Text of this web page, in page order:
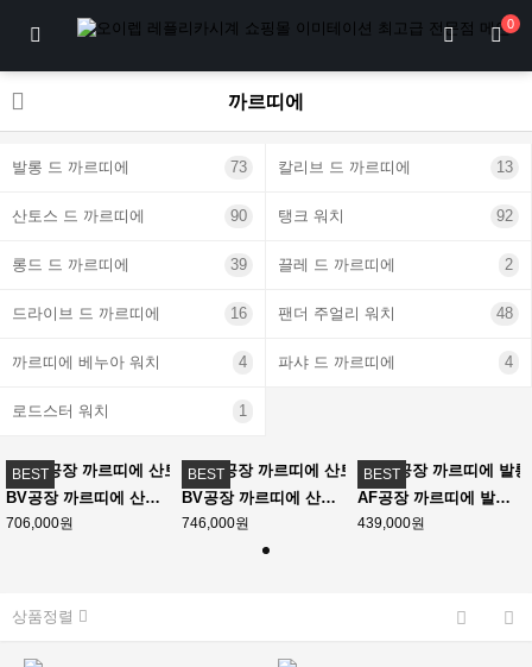
0
까르띠에
발롱 드 까르띠에 73 칼리브 드 까르띠에 13
산토스 드 까르띠에 90 탱크 워치 92
롱드 드 까르띠에 39 끌레 드 까르띠에 2
드라이브 드 까르띠에 16 팬더 주얼리 워치 48
까르띠에 베누아 워치 4 파샤 드 까르띠에 4
로드스터 워치 1
BEST
BV공장 까르띠에 산토스 2018 미디움 스틸 화이트다이얼 스마트링크브레이슬릿 Santos De Cartier 35mm SS/SS Wht BVF MY9039
706,000원
BEST
BV공장 까르띠에 산토스 40MM 라지 스마트링크브레이슬릿 Santos de Cartier 40mm White Dial on SS SmartLinks Bracelet MIYOTA 9019
746,000원
BEST
AF공장 까르띠에 발롱블루 33MM 스틸 Ballon Bleu 33mm SS White Textured Dial on SS Bracelet Jap Quartz
439,000원
상품정렬